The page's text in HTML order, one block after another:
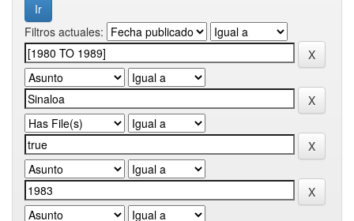
Filtros actuales: